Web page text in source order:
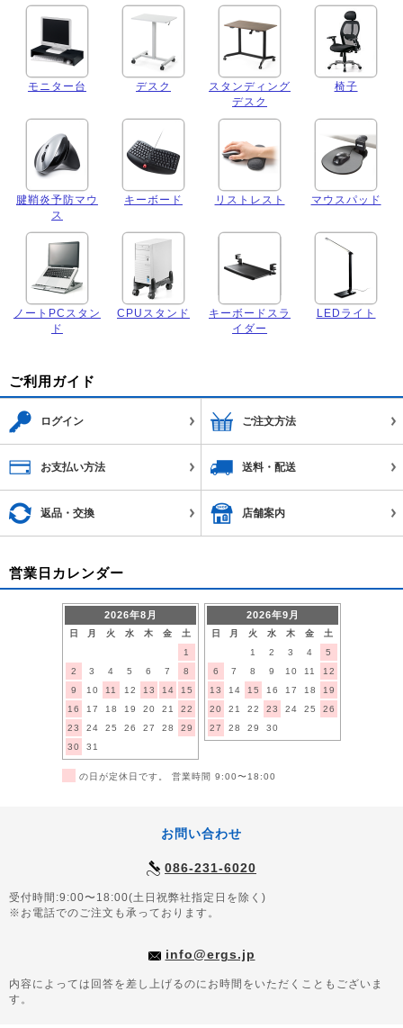
モニター台 デスク
スタンディング
デスク
椅子
腱鞘炎予防マウ
ス
キーボード リストレスト マウスパッド
ノートPCスタン
ド
CPUスタンド
キーボードスラ
イダー
LEDライト
ご利用ガイド
ログイン ご注文方法
お支払い方法 送料・配送
返品・交換 店舗案内
営業日カレンダー
2026年8月
日 月 火 水 木 金
土
1
2
3 4 5 6 7
8
9
10 11 12 13 14
15
16
17 18 19 20 21
22
23
24 25 26 27 28
29
30
31
2026年9月
日 月 火 水 木 金
土
1
2 3 4
5
6
7 8 9 10 11
12
13
14 15 16 17 18
19
20
21 22 23 24 25
26
27
28 29 30
の日が定休日です。 営業時間 9:00〜18:00
お問い合わせ
086-231-6020
受付時間:9:00〜18:00(土日祝弊社指定日を除く)
※お電話でのご注文も承っております。
info@ergs.jp
内容によっては回答を差し上げるのにお時間をいただくこともございま
す。